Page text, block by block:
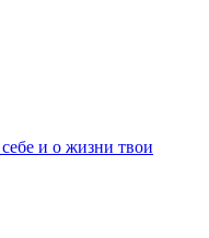
и о жизни твои